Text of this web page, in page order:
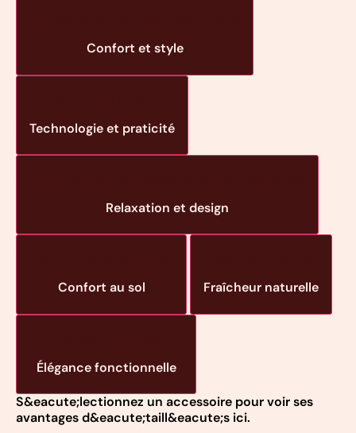
Confort et style
Technologie et praticité
Relaxation et design
Confort au sol Fraîcheur naturelle
Élégance fonctionnelle
S&eacute;lectionnez un accessoire pour voir ses
avantages d&eacute;taill&eacute;s ici.